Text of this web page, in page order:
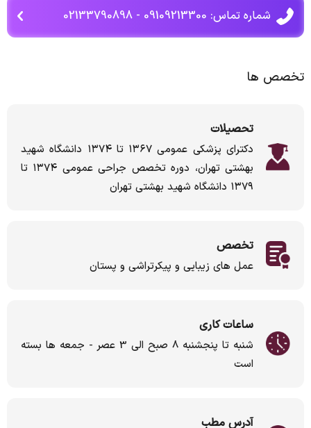
شماره تماس: 09109213300 - 02133790898
تخصص ها
تحصیلات
دکترای پزشکی عمومی ۱۳۶۷ تا ۱۳۷۴ دانشگاه شهید
بهشتی تهران، دوره تخصص جراحی عمومی ۱۳۷۴ تا
۱۳۷۹ دانشگاه شهید بهشتی تهران
تخصص
عمل های زیبایی و پیکرتراشی و پستان
ساعات کاری
شنبه تا پنجشنبه 8 صبح الی 3 عصر - جمعه ها بسته
است
آدرس مطب